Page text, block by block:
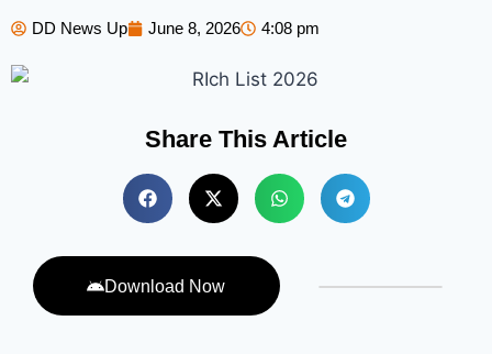
DD News Up June 8, 2026 4:08 pm
Share This Article
Download Now